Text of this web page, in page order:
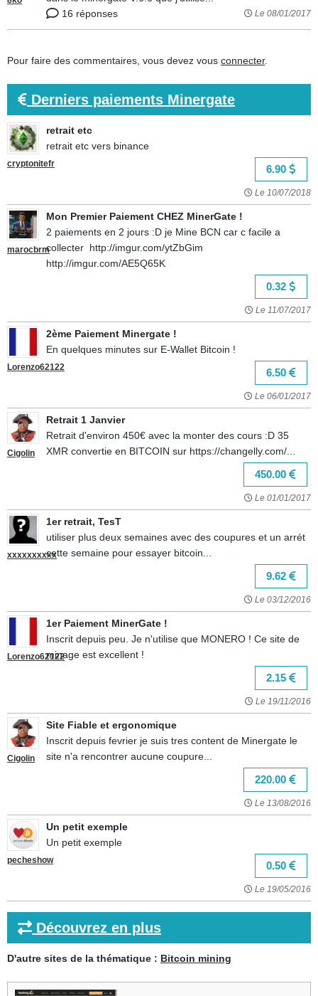
Le 08/01/2017
16 réponses
Pour faire des commentaires, vous devez vous connecter.
Derniers paiements Minergate
cryptonitefr
retrait etc
retrait etc vers binance
6.90
Le 10/07/2018
marocbrm
Mon Premier Paiement CHEZ MinerGate !
2 paiements en 2 jours :D je Mine BCN car c facile a
collecter http://imgur.com/ytZbGim
http://imgur.com/AE5Q65K
0.32
Le 11/07/2017
Lorenzo62122
2ème Paiement Minergate !
En quelques minutes sur E-Wallet Bitcoin !
6.50
Le 06/01/2017
Cigolin
Retrait 1 Janvier
Retrait d'environ 450€ avec la monter des cours :D 35
XMR convertie en BITCOIN sur https://changelly.com/...
450.00
Le 01/01/2017
xxxxxxxxxx
1er retrait, TesT
utiliser plus deux semaines avec des coupures et un arrét
cette semaine pour essayer bitcoin...
9.62
Le 03/12/2016
Lorenzo62122
1er Paiement MinerGate !
Inscrit depuis peu. Je n'utilise que MONERO ! Ce site de
minage est excellent !
2.15
Le 19/11/2016
Cigolin
Site Fiable et ergonomique
Inscrit depuis fevrier je suis tres content de Minergate le
site n'a rencontrer aucune coupure...
220.00
Le 13/08/2016
pecheshow
Un petit exemple
Un petit exemple
0.50
Le 19/05/2016
Découvrez en plus
D'autre sites de la thématique : Bitcoin mining